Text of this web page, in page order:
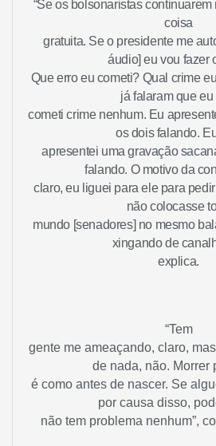
“Se os bolsonaristas
coisa
gratuita. Se o presidente me
áudio] eu vou fazer
Que erro eu cometi? Qual crime
já falaram que eu
cometi crime nenhum. Eu
os dois falando.
apresentei uma gravação
falando. O motivo da
claro, eu liguei para ele para
não colocasse
mundo [senadores] no mesmo
xingando de
explica.
“Tem
gente me ameaçando, claro,
de nada, não. Morrer
é como antes de nascer. Se
por causa disso,
não tem problema nenhum”,